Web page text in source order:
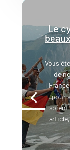
Le
Vous
de
pour
soient